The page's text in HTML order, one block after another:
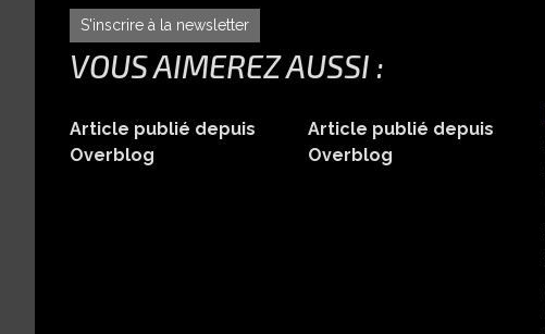
S'inscrire à la newsletter
VOUS AIMEREZ AUSSI :
Article publié depuis
Overblog
Article publié depuis
Overblog